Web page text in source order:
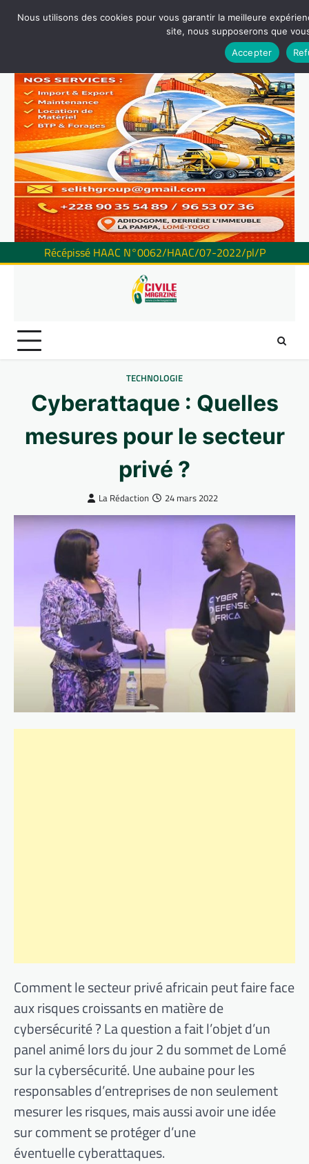
Récépissé HAAC N°0062/HAAC/07-2022/pl/P
TECHNOLOGIE
Cyberattaque : Quelles
mesures pour le secteur
privé ?
La Rédaction 24 mars 2022
Comment le secteur privé africain peut faire face
aux risques croissants en matière de
cybersécurité ? La question a fait l’objet d’un
panel animé lors du jour 2 du sommet de Lomé
sur la cybersécurité. Une aubaine pour les
responsables d’entreprises de non seulement
mesurer les risques, mais aussi avoir une idée
sur comment se protéger d’une
éventuelle cyberattaques.
Nous utilisons des cookies pour vous garantir la meilleure
site, nous supposerons que
Accepter